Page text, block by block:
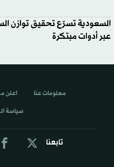
السعودية تسرّع تحقيق توازن
عبر أدوات مبتكرة
تابعنا
معلومات عنا اعلن
سياسة